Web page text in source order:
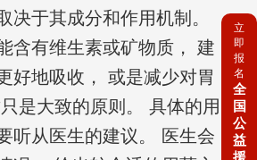
决于其成分和作用机制。
含有维生素或矿物质， 建
好地吸收， 或是减少对胃
是大致的原则。 具体的用
听从医生的建议。 医生会
立
即
报
名
全
国
公
益